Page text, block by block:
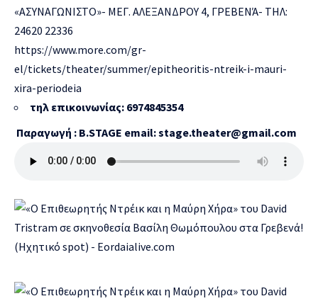
«ΑΣΥΝΑΓΩΝΙΣΤΟ»- ΜΕΓ. ΑΛΕΞΑΝΔΡΟΥ 4, ΓΡΕΒΕΝΆ- ΤΗΛ:
24620 22336
https://www.more.com/gr-
el/tickets/theater/summer/epitheoritis-ntreik-i-mauri-
xira-periodeia
τηλ επικοινωνίας: 6974845354
Παραγωγή : B.STAGE email:stage.theater@gmail.com